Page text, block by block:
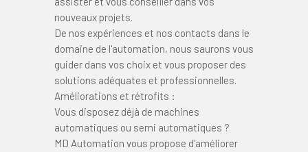
nouveaux projets.
​De nos expériences et nos contacts dans le
domaine de l'automation, nous saurons vous
guider dans vos choix et vous proposer des
solutions adéquates et professionnelles.
Améliorations et rétrofits :
Vous disposez déjà de machines
automatiques ou semi automatiques ?
MD Automation vous propose d'améliorer